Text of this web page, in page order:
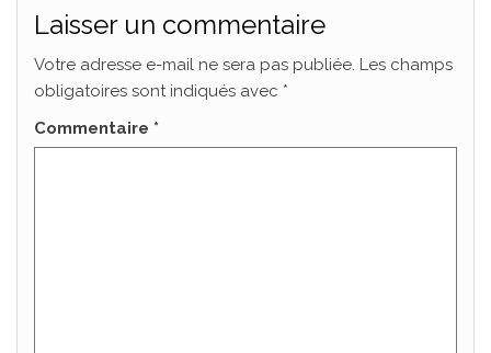
Laisser un commentaire
Votre adresse e-mail ne sera pas publiée. Les champs
obligatoires sont indiqués avec *
Commentaire *